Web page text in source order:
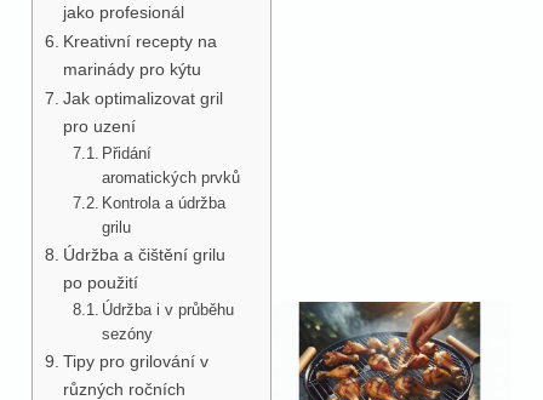
jako profesionál
Kreativní recepty na
marinády pro kýtu
Jak optimalizovat gril
pro uzení
Přidání
aromatických prvků
Kontrola a údržba
grilu
Údržba a čištění grilu
po použití
Údržba i v průběhu
sezóny
Tipy pro grilování v
různých ročních